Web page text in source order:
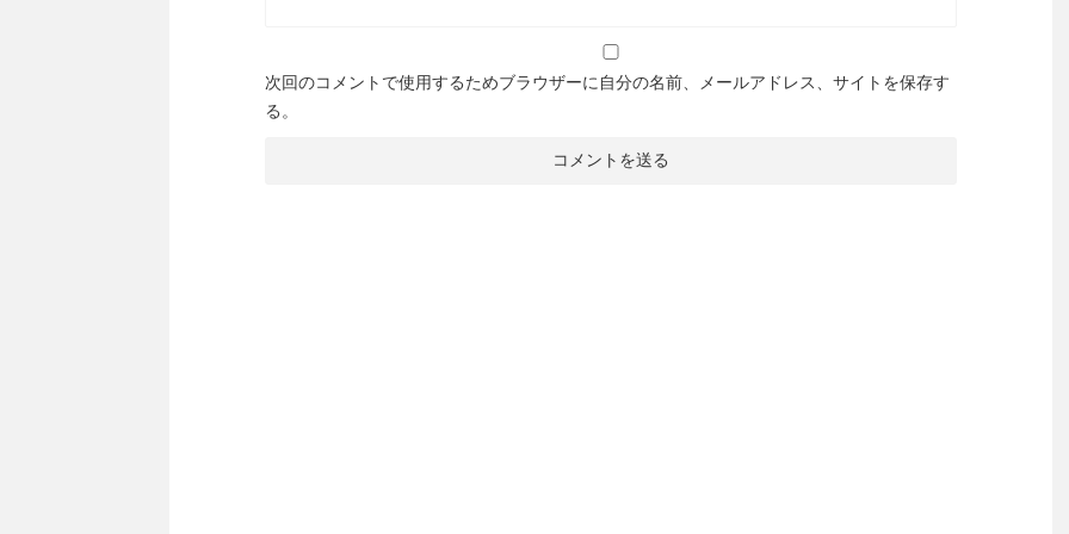
次回のコメントで使用するためブラウザーに自分の名前、メールアドレス、サイトを保存す
る。